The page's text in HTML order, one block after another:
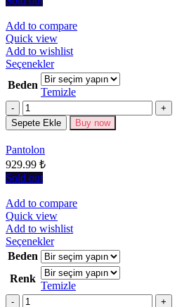
Add to compare
Quick view
Add to wishlist
SeçeneklerBu
ürünün
birden
fazla
varyasyonu
var.
Beden
Temizle
Miktar
Sepete Ekle Buy now
Pantolon
929.99 ₺
Sold out
Add to compare
Quick view
Add to wishlist
SeçeneklerBu
ürünün
birden
fazla
varyasyonu
Beden
Renk
Temizle
Miktar